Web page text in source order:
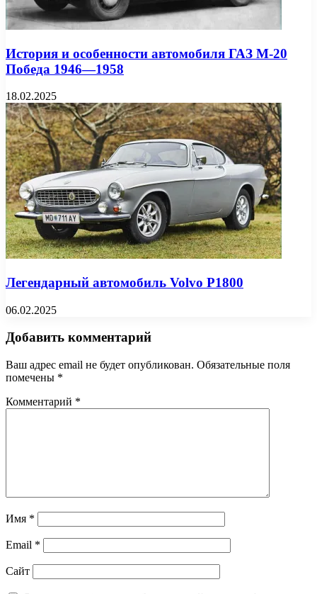
История и особенности автомобиля ГАЗ М-20
Победа 1946—1958
18.02.2025
Легендарный автомобиль Volvo P1800
06.02.2025
Добавить комментарий
Ваш адрес email не будет опубликован. Обязательные поля
помечены *
Комментарий *
Имя *
Email *
Сайт